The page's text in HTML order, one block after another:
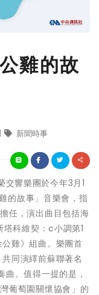
雞的故
新聞時事
響樂團於今年3月1
的故事」音樂會，指
任，演出曲目包括海
科維契：c小調第1
雞》組曲。樂團首
同演繹前蘇聯著名
。值得一提的是，
葡萄園關懷協會」的